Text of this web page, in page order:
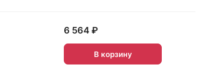
6 564 ₽
В корзину